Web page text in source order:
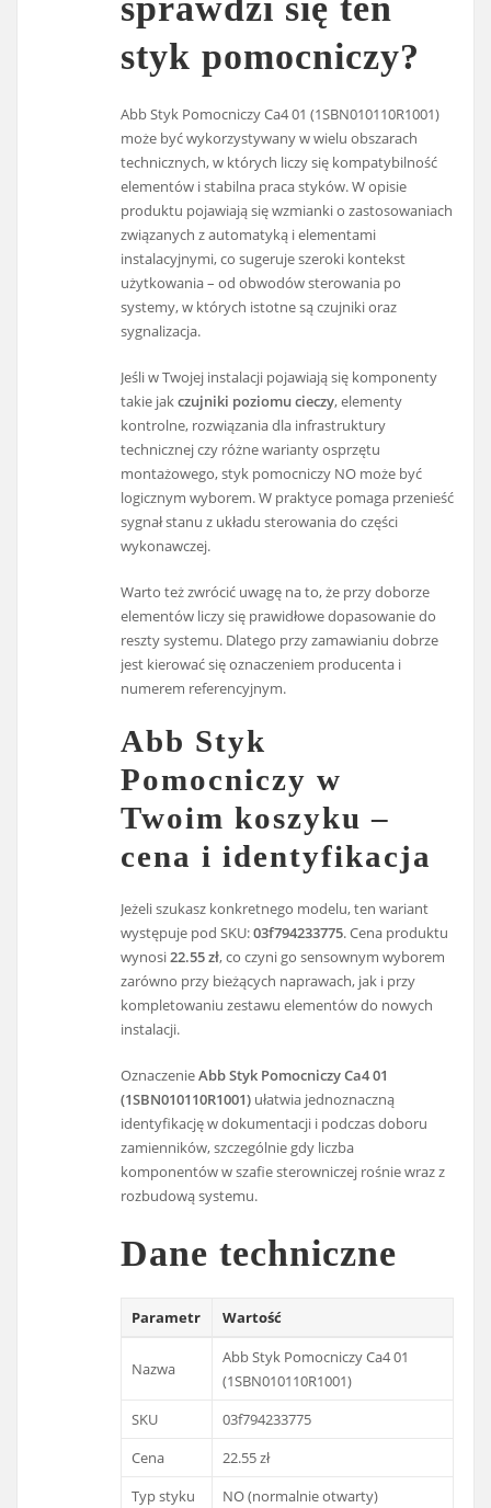
sprawdzi się ten
styk pomocniczy?
Abb Styk Pomocniczy Ca4 01 (1SBN010110R1001)
może być wykorzystywany w wielu obszarach
technicznych, w których liczy się kompatybilność
elementów i stabilna praca styków. W opisie
produktu pojawiają się wzmianki o zastosowaniach
związanych z automatyką i elementami
instalacyjnymi, co sugeruje szeroki kontekst
użytkowania – od obwodów sterowania po
systemy, w których istotne są czujniki oraz
sygnalizacja.
Jeśli w Twojej instalacji pojawiają się komponenty
takie jakczujniki poziomu cieczy, elementy
kontrolne, rozwiązania dla infrastruktury
technicznej czy różne warianty osprzętu
montażowego, styk pomocniczy NO może być
logicznym wyborem. W praktyce pomaga przenieść
sygnał stanu z układu sterowania do części
wykonawczej.
Warto też zwrócić uwagę na to, że przy doborze
elementów liczy się prawidłowe dopasowanie do
reszty systemu. Dlatego przy zamawianiu dobrze
jest kierować się oznaczeniem producenta i
numerem referencyjnym.
Abb Styk
Pomocniczy w
Twoim koszyku –
cena i identyfikacja
Jeżeli szukasz konkretnego modelu, ten wariant
występuje pod SKU:03f794233775. Cena produktu
wynosi22.55 zł, co czyni go sensownym wyborem
zarówno przy bieżących naprawach, jak i przy
kompletowaniu zestawu elementów do nowych
instalacji.
OznaczenieAbb Styk Pomocniczy Ca4 01
(1SBN010110R1001) ułatwia jednoznaczną
identyfikację w dokumentacji i podczas doboru
zamienników, szczególnie gdy liczba
komponentów w szafie sterowniczej rośnie wraz z
rozbudową systemu.
Dane techniczne
Parametr Wartość
Nazwa
Abb Styk Pomocniczy Ca4 01
(1SBN010110R1001)
SKU
03f794233775
Cena
22.55 zł
Typ styku
NO (normalnie otwarty)